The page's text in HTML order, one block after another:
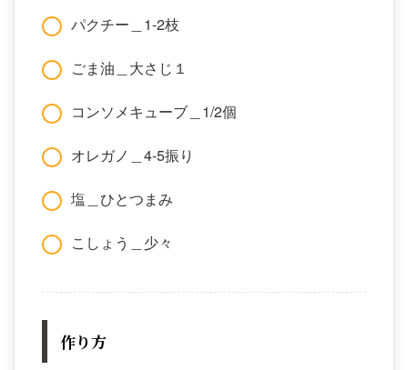
パクチー＿1-2枝
ごま油＿大さじ１
コンソメキューブ＿1/2個
オレガノ＿4-5振り
塩＿ひとつまみ
こしょう＿少々
作り方